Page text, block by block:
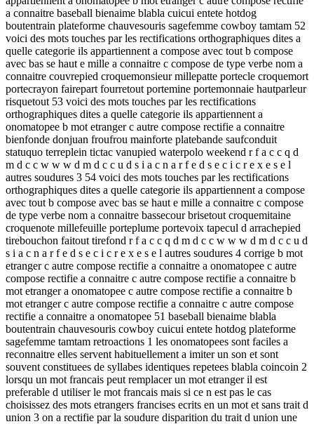
a connaitre baseball bienaime blabla cuicui entete hotdog
boutentrain plateforme chauvesouris sagefemme cowboy tamtam 52
voici des mots touches par les rectifications orthographiques dites a
quelle categorie ils appartiennent a compose avec tout b compose
avec bas se haut e mille a connaitre c compose de type verbe nom a
connaitre couvrepied croquemonsieur millepatte portecle croquemort
portecrayon fairepart fourretout portemine portemonnaie hautparleur
risquetout 53 voici des mots touches par les rectifications
orthographiques dites a quelle categorie ils appartiennent a
onomatopee b mot etranger c autre compose rectifie a connaitre
bienfonde donjuan froufrou mainforte platebande saufconduit
statuquo terreplein tictac vanupied waterpolo weekend r f a c c q d
m d c c w w w d m d c c u d s i a c n a r f e d s e c i c r e x e s e l
autres soudures 3 54 voici des mots touches par les rectifications
orthographiques dites a quelle categorie ils appartiennent a compose
avec tout b compose avec bas se haut e mille a connaitre c compose
de type verbe nom a connaitre bassecour brisetout croquemitaine
croquenote millefeuille porteplume portevoix tapecul d arrachepied
tirebouchon faitout tirefond r f a c c q d m d c c w w w d m d c c u d
s i a c n a r f e d s e c i c r e x e s e l autres soudures 4 corrige b mot
etranger c autre compose rectifie a connaitre a onomatopee c autre
compose rectifie a connaitre c autre compose rectifie a connaitre b
mot etranger a onomatopee c autre compose rectifie a connaitre b
mot etranger c autre compose rectifie a connaitre c autre compose
rectifie a connaitre a onomatopee 51 baseball bienaime blabla
boutentrain chauvesouris cowboy cuicui entete hotdog plateforme
sagefemme tamtam retroactions 1 les onomatopees sont faciles a
reconnaitre elles servent habituellement a imiter un son et sont
souvent constituees de syllabes identiques repetees blabla coincoin 2
lorsqu un mot francais peut remplacer un mot etranger il est
preferable d utiliser le mot francais mais si ce n est pas le cas
choisissez des mots etrangers francises ecrits en un mot et sans trait d
union 3 on a rectifie par la soudure disparition du trait d union une